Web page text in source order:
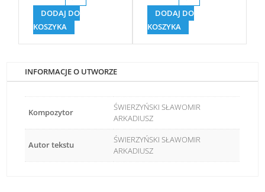
DODAJ DO
KOSZYKA
DODAJ DO
KOSZYKA
INFORMACJE O UTWORZE
Kompozytor
ŚWIERZYŃSKI SŁAWOMIR
ARKADIUSZ
Autor tekstu
ŚWIERZYŃSKI SŁAWOMIR
ARKADIUSZ